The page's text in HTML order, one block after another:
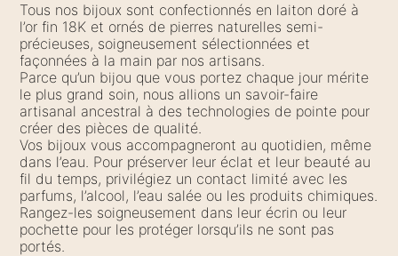
Tous nos bijoux sont confectionnés en laiton doré à
l’or fin 18K et ornés de pierres naturelles semi-
précieuses, soigneusement sélectionnées et
façonnées à la main par nos artisans.
Parce qu’un bijou que vous portez chaque jour mérite
le plus grand soin, nous allions un savoir-faire
artisanal ancestral à des technologies de pointe pour
créer des pièces de qualité.
Vos bijoux vous accompagneront au quotidien, même
dans l’eau. Pour préserver leur éclat et leur beauté au
fil du temps, privilégiez un contact limité avec les
parfums, l’alcool, l’eau salée ou les produits chimiques.
Rangez-les soigneusement dans leur écrin ou leur
pochette pour les protéger lorsqu’ils ne sont pas
portés.